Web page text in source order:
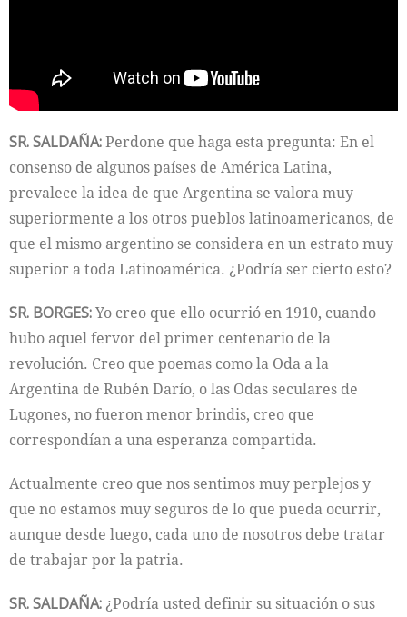
SR. SALDAÑA:Perdone que haga esta pregunta: En el
consenso de algunos países de América Latina,
prevalece la idea de que Argentina se valora muy
superiormente a los otros pueblos latinoamericanos, de
que el mismo argentino se considera en un estrato muy
superior a toda Latinoamérica. ¿Podría ser cierto esto?
SR. BORGES:Yo creo que ello ocurrió en 1910, cuando
hubo aquel fervor del primer centenario de la
revolución. Creo que poemas como la Oda a la
Argentina de Rubén Darío, o las Odas seculares de
Lugones, no fueron menor brindis, creo que
correspondían a una esperanza compartida.
Actualmente creo que nos sentimos muy perplejos y
que no estamos muy seguros de lo que pueda ocurrir,
aunque desde luego, cada uno de nosotros debe tratar
de trabajar por la patria.
SR. SALDAÑA: ¿Podría usted definir su situación o sus